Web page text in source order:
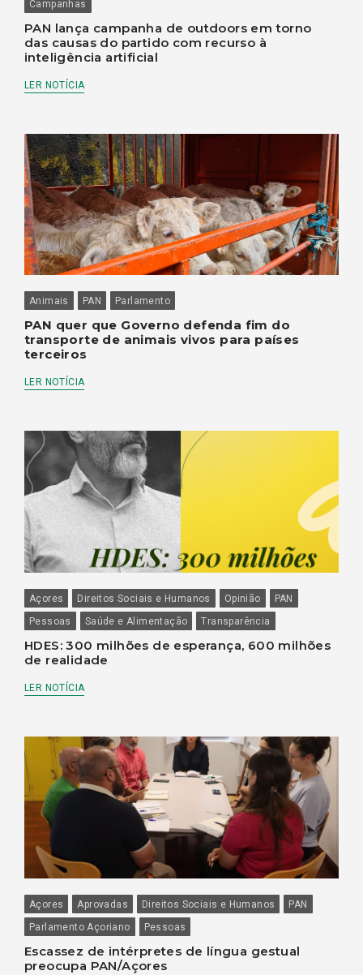
Campanhas
PAN lança campanha de outdoors em torno
das causas do partido com recurso à
inteligência artificial
LER NOTÍCIA
Animais PAN Parlamento
PAN quer que Governo defenda fim do
transporte de animais vivos para países
terceiros
LER NOTÍCIA
Açores Direitos Sociais e Humanos Opinião
PAN
Pessoas
Saúde e Alimentação Transparência
HDES: 300 milhões de esperança, 600 milhões
de realidade
LER NOTÍCIA
Açores Aprovadas Direitos Sociais e Humanos
PAN
Parlamento Açoriano
Pessoas
Escassez de intérpretes de língua gestual
preocupa PAN/Açores